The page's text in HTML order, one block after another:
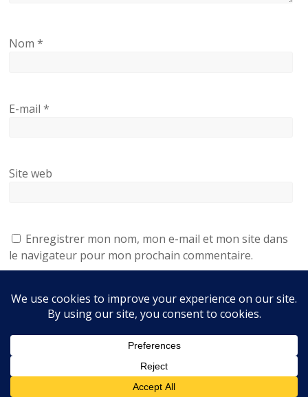
Nom*
E-mail*
Site web
Enregistrer mon nom, mon e-mail et mon site dans
le navigateur pour mon prochain commentaire.
Nos maisons
La ville de Mirambeau
Liens utiles Services
Avis
Mentions légales